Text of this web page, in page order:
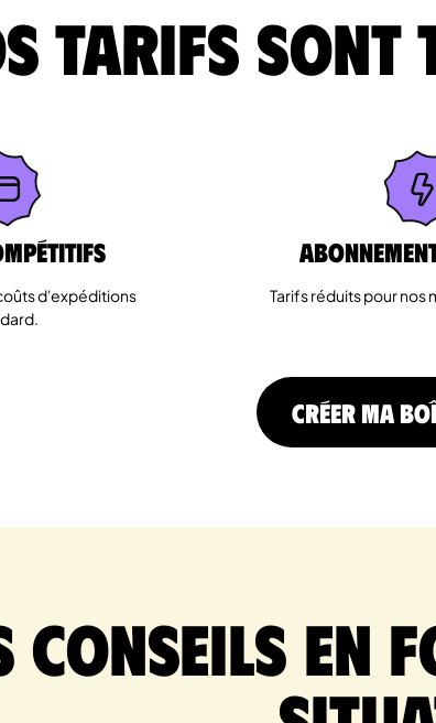
tarifs sont
d'expéditions
Tarifs réduits pour nos
CRÉER MA
conseils en